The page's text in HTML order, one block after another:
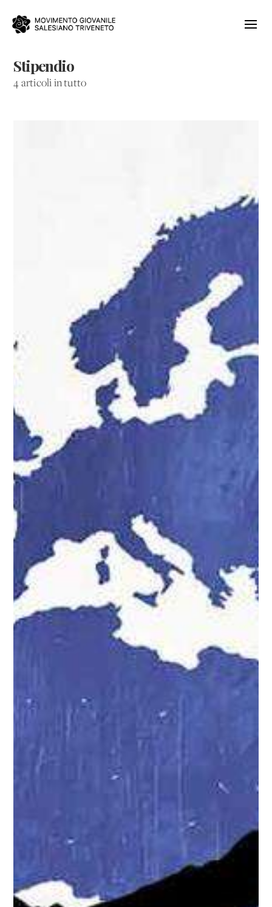
Stipendio
4 articoli in tutto